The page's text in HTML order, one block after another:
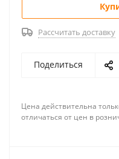
Рассчитать доставку
Поделиться
Цена действительна
отличаться от цен в